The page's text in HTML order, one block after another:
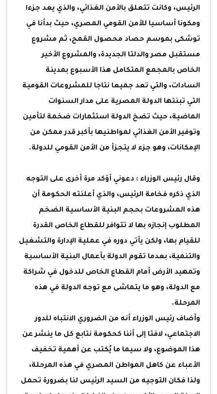
الرئيس، وكانت تتعلق بالأمن الغذائي، والذي يعد جزءا
ومكونا أساسيا للأمن القومي المصري، حيث بدأنا في
توشكى بموسم حصاد محصول القمح، ثم مشروع
مستقبل مصر والدلتا الجديدة، والمشروع الأخير
الخاص بالمجمع المتكامل هذا الأسبوع بمدينة
السادات، والتي تعد جميعا نتاجا للمشروعات القومية
التي تبنتها الدولة المصرية على مدار السنوات
الماضية، حيث تضخ الدولة استثمارات ضخمة لتأمين
وتوفير الأمن الغذائي لمواطنيها بأكبر قدر ممكن من
الإمكانات، وهو جزء لا يتجزأ من الأمن القومي للدولة.
وقال رئيس الوزراء : دعوني أؤكد مرة أخرى على التوجه
الذي ذكره فخامة الرئيس، والذي أعلنته الحكومة أن
هذه المشروعات بحجم البنية الأساسية الضخم
المطلوب إنجازه بها لا تتوافر للقطاع الخاص القدرة
للقيام بها، ولكن يأتي دوره في عملية الإدارة والتشغيل
والتنمية، بعدما تقوم الدولة بأعمال البنية الأساسية
وتمهيد الأرض أمام القطاع الخاص للدخول في شراكة
مع الدولة، وهو ما يتماشى مع توجه الدولة في هذه
المرحلة.
وأضاف رئيس الوزراء أنه من الضروري الانتباه للدور
الاجتماعي، لافتا إلى أننا كحكومة نتابع كل ما ينشر عن
هذا الموضوع، ولا سيما ما يُكتب عن أهمية تخفيف
الأعباء عن كاهل المواطن المصري في هذه المرحلة،
ولذا فكان التوجيه من السيد الرئيس لنا بضرورة تحمل